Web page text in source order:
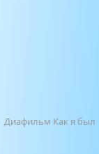
Диафильм Как я был